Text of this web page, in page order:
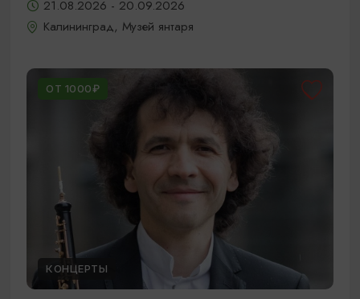
21.08.2026 - 20.09.2026
Калининград, Музей янтаря
ОТ 1000₽
КОНЦЕРТЫ